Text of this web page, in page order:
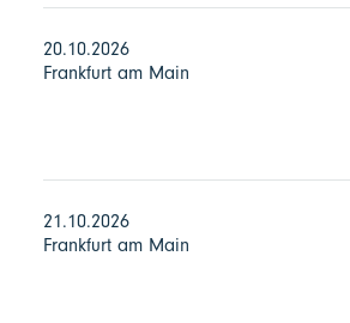
20.10.2026
Frankfurt am Main
21.10.2026
Frankfurt am Main